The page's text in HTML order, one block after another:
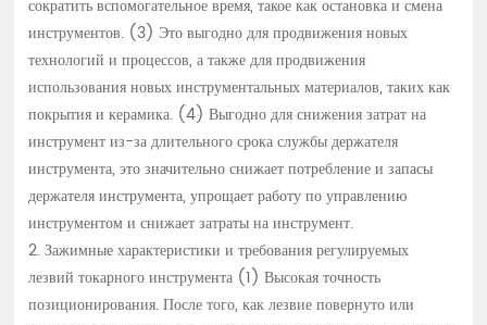
сократить вспомогательное время, такое как остановка и смена
инструментов. (3) Это выгодно для продвижения новых
технологий и процессов, а также для продвижения
использования новых инструментальных материалов, таких как
покрытия и керамика. (4) Выгодно для снижения затрат на
инструмент из-за длительного срока службы держателя
инструмента, это значительно снижает потребление и запасы
держателя инструмента, упрощает работу по управлению
инструментом и снижает затраты на инструмент.
2. Зажимные характеристики и требования регулируемых
лезвий токарного инструмента (1) Высокая точность
позиционирования. После того, как лезвие повернуто или